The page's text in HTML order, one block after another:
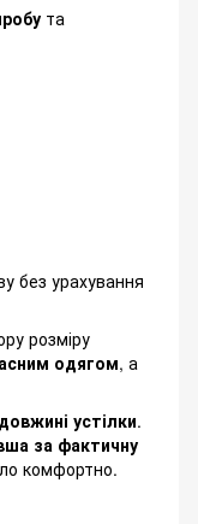
та
без урахування
розміру
одягом, а
довжині устілки.
за фактичну
комфортно.